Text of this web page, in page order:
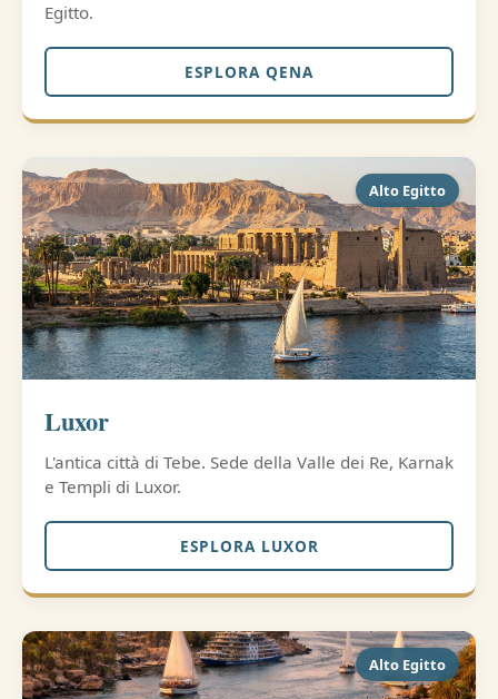
Egitto.
ESPLORA QENA
Alto Egitto
Luxor
L'antica città di Tebe. Sede della Valle dei Re, Karnak
e Templi di Luxor.
ESPLORA LUXOR
Alto Egitto